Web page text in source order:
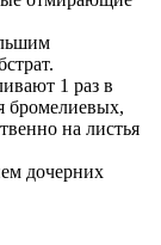
1 раз в
бромелиевых,
на листья
дочерних